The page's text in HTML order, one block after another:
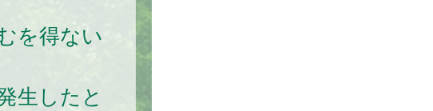
を得ない
生したと